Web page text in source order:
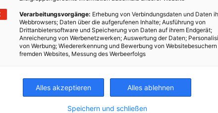
Verarbeitungsvorgänge: Erhebung von Verbindungsdaten und Daten
Webbrowsers; Daten über die aufgerufenen Inhalte; Ausführung von
Drittanbietersoftware und Speicherung von Daten auf ihrem Endgerät;
Anreicherung von Werbenetzwerken; Auswertung der Daten;
von Werbung; Wiedererkennung und Bewerbung von
fremden Websites, Messung des Werbeerfolgs
Alles akzeptieren Alles ablehnen
Speichern und schließen